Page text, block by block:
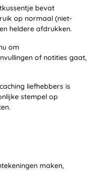
bevat
op normaal (niet-
heldere afdrukken.
om
of notities gaat,
liefhebbers is
stempel op
maken,